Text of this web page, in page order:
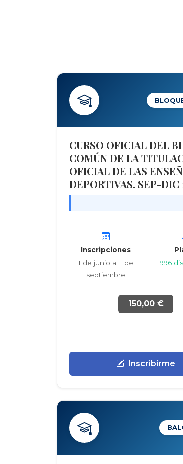
CURSO OFICIAL DEL
COMÚN DE LA
OFICIAL DE LAS
DEPORTIVAS. SEP-DIC
Inscripciones
1 de junio al 1 de
septiembre
996
150,00 €
Inscribirme